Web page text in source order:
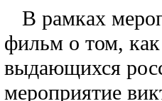
В рамках
фильм о том,
выдающихся
мероприятие